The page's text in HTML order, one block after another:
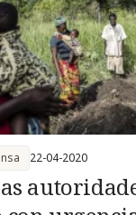
22-04-2020